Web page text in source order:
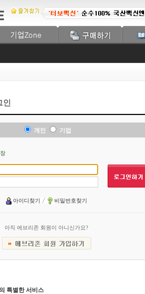
인
개인 기업
아이디찾기 비밀번호찾기
아직 에브리존 회원이 아니신가요?
특별한 서비스